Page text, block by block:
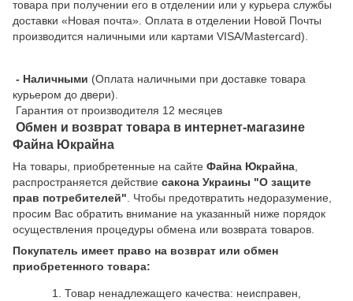
товара при получении его в отделении или у курьера службы
доставки «Новая почта». Оплата в отделении Новой Почты
производится наличными или картами VISA/Mastercard).
- Наличными (Оплата наличными при доставке товара
курьером до двери).
Гарантия от производителя 12 месяцев
Обмен и возврат товара в интернет-магазине
Файна Юкрайна
На товары, приобретенные на сайте Файна Юкрайна,
распространяется действие cакона Украины "О защите
прав потребителей". Чтобы предотвратить недоразумение,
просим Вас обратить внимание на указанный ниже порядок
осуществления процедуры обмена или возврата товаров.
Покупатель имеет право на возврат или обмен
приобретенного товара:
Товар ненадлежащего качества: неисправен,